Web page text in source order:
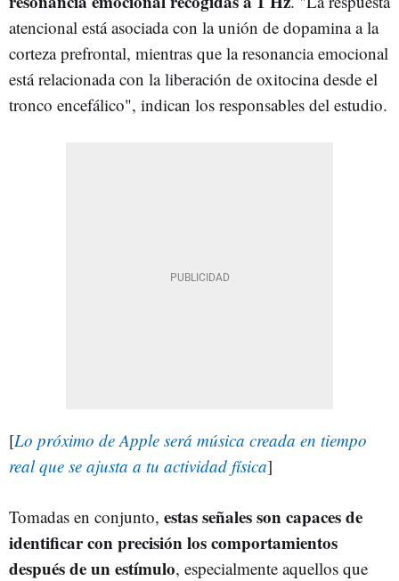
atencional está asociada con la unión de dopamina a la
corteza prefrontal, mientras que la resonancia emocional
está relacionada con la liberación de oxitocina desde el
tronco encefálico", indican los responsables del estudio.
[Lo próximo de Apple será música creada en tiempo
real que se ajusta a tu actividad física]
Tomadas en conjunto, estas señales son capaces de
identificar con precisión los comportamientos
después de un estímulo, especialmente aquellos que